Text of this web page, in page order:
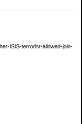
ISIS-terrorist-allowed-join-